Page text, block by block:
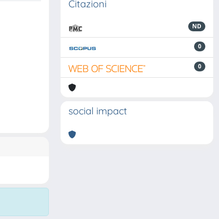
Citazioni
ND
0
0
social impact